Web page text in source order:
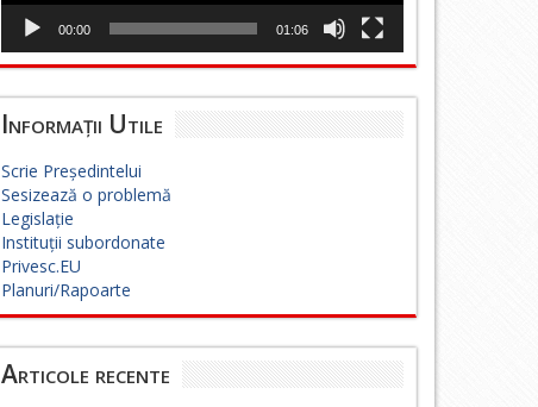
00:00 01:06
Informații Utile
Scrie Președintelui
Sesizează o problemă
Legislație
Instituții subordonate
Privesc.EU
Planuri/Rapoarte
Articole recente